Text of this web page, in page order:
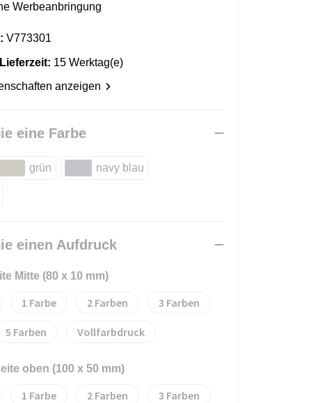
Werbeanbringung
V773301
15 Werktag(e)
anzeigen
eine Farbe
grün navy blau
einen Aufdruck
Mitte (80 x 10 mm)
1 2 3
5 Vollfarbdruck
oben (100 x 50 mm)
1 2 3